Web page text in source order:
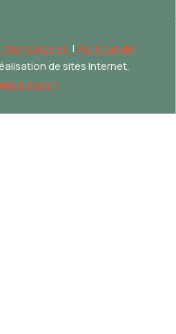
légales | Politique de
de sites Internet,